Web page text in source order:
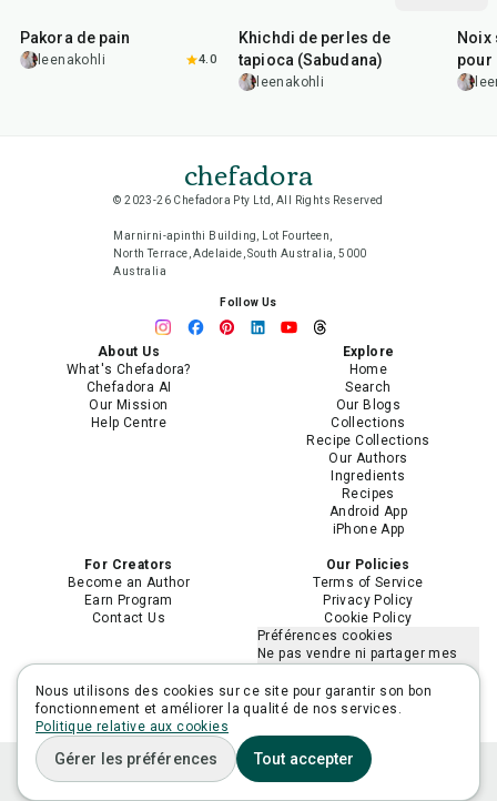
Pakora de pain
leenakohli 4.0
Khichdi de perles de
tapioca (Sabudana)
leenakohli
Noix
pour
chefadora
© 2023-26 Chefadora Pty Ltd, All Rights Reserved
Marnirni-apinthi Building, Lot Fourteen,
North Terrace, Adelaide, South Australia, 5000
Australia
Follow Us
About Us
What's Chefadora?
Chefadora AI
Our Mission
Help Centre
Explore
Home
Search
Our Blogs
Collections
Recipe Collections
Our Authors
Ingredients
Recipes
Android App
iPhone App
For Creators
Become an Author
Earn Program
Contact Us
Our Policies
Terms of Service
Privacy Policy
Cookie Policy
Préférences cookies
Ne pas vendre ni partager mes
Limiter l'utilisation de mes
informations personnelles
Nous utilisons des cookies sur ce site pour garantir son bon
fonctionnement et améliorer la qualité de nos services.
Politique relative aux cookies
Gérer les préférences Tout accepter